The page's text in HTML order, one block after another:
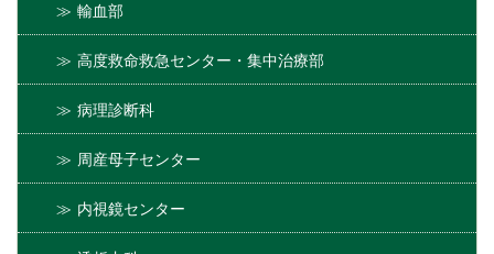
輸血部
高度救命救急センター・集中治療部
病理診断科
周産母子センター
内視鏡センター